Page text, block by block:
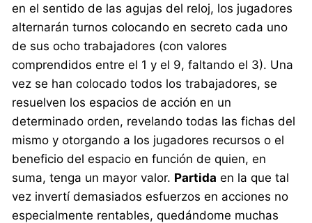
en el sentido de las agujas del reloj, los jugadores
alternarán turnos colocando en secreto cada uno
de sus ocho trabajadores (con valores
comprendidos entre el 1 y el 9, faltando el 3). Una
vez se han colocado todos los trabajadores, se
resuelven los espacios de acción en un
determinado orden, revelando todas las fichas del
mismo y otorgando a los jugadores recursos o el
beneficio del espacio en función de quien, en
suma, tenga un mayor valor. Partida en la que tal
vez invertí demasiados esfuerzos en acciones no
especialmente rentables, quedándome muchas